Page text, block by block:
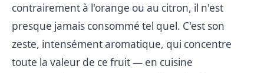
contrairement à l'orange ou au citron, il n'est
presque jamais consommé tel quel. C'est son
zeste, intensément aromatique, qui concentre
toute la valeur de ce fruit — en cuisine